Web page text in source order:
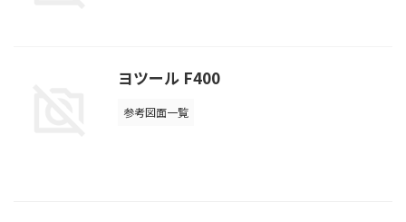
ヨツール F400
参考図面一覧